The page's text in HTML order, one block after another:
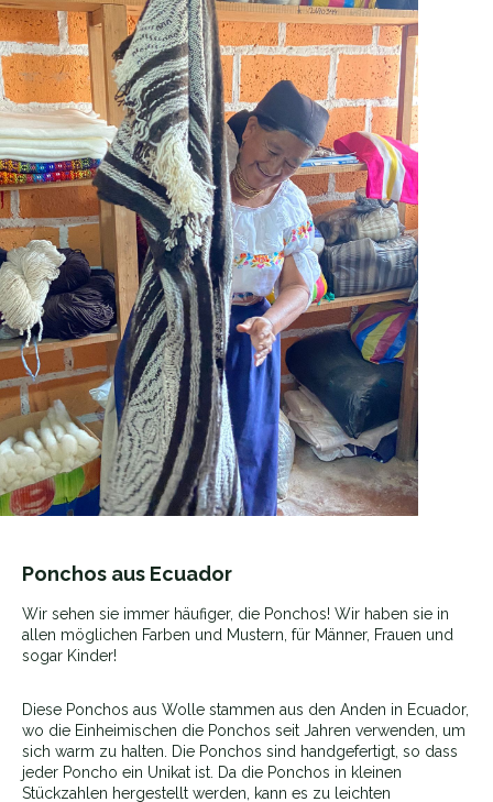
Ponchos aus Ecuador
Wir sehen sie immer häufiger, die Ponchos! Wir haben sie in
allen möglichen Farben und Mustern, für Männer, Frauen und
sogar Kinder!
Diese Ponchos aus Wolle stammen aus den Anden in Ecuador,
wo die Einheimischen die Ponchos seit Jahren verwenden, um
sich warm zu halten. Die Ponchos sind handgefertigt, so dass
jeder Poncho ein Unikat ist. Da die Ponchos in kleinen
Stückzahlen hergestellt werden, kann es zu leichten